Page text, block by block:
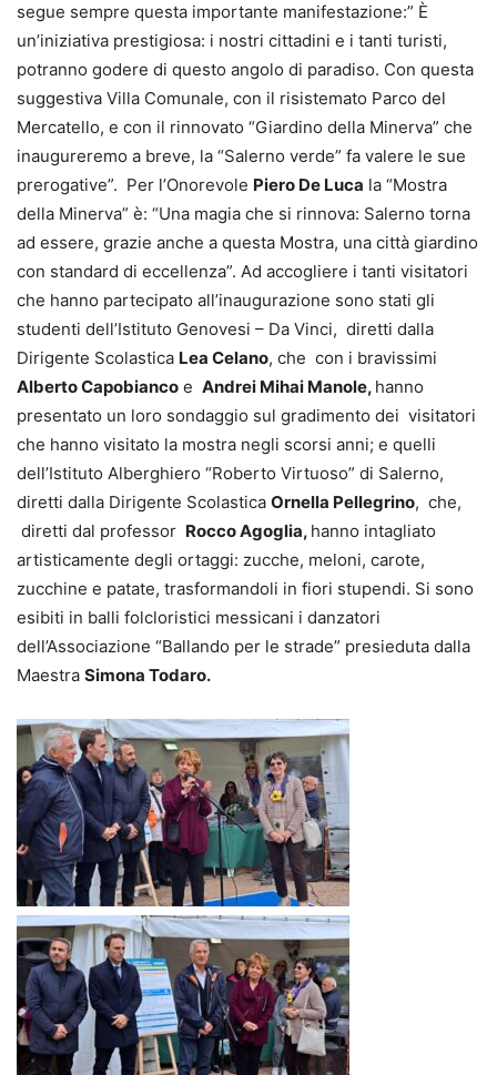
segue sempre questa importante manifestazione:” È
un’iniziativa prestigiosa: i nostri cittadini e i tanti turisti,
potranno godere di questo angolo di paradiso. Con questa
suggestiva Villa Comunale, con il risistemato Parco del
Mercatello, e con il rinnovato “Giardino della Minerva” che
inaugureremo a breve, la “Salerno verde” fa valere le sue
prerogative”. Per l’Onorevole Piero De Luca la “Mostra
della Minerva” è: “Una magia che si rinnova: Salerno torna
ad essere, grazie anche a questa Mostra, una città giardino
con standard di eccellenza”. Ad accogliere i tanti visitatori
che hanno partecipato all’inaugurazione sono stati gli
studenti dell’Istituto Genovesi – Da Vinci, diretti dalla
Dirigente Scolastica Lea Celano, che con i bravissimi
Alberto Capobianco e Andrei Mihai Manole, hanno
presentato un loro sondaggio sul gradimento dei visitatori
che hanno visitato la mostra negli scorsi anni; e quelli
dell’Istituto Alberghiero “Roberto Virtuoso” di Salerno,
diretti dalla Dirigente Scolastica Ornella Pellegrino, che,
diretti dal professor Rocco Agoglia, hanno intagliato
artisticamente degli ortaggi: zucche, meloni, carote,
zucchine e patate, trasformandoli in fiori stupendi. Si sono
esibiti in balli folcloristici messicani i danzatori
dell’Associazione “Ballando per le strade” presieduta dalla
Maestra Simona Todaro.